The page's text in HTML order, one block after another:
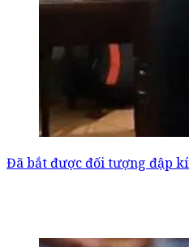
Đã bắt được đối tượng đập